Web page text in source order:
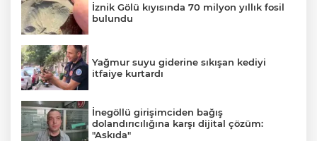
İznik Gölü kıyısında 70 milyon yıllık fosil
bulundu
Yağmur suyu giderine sıkışan kediyi
itfaiye kurtardı
İnegöllü girişimciden bağış
dolandırıcılığına karşı dijital çözüm:
"Askıda"